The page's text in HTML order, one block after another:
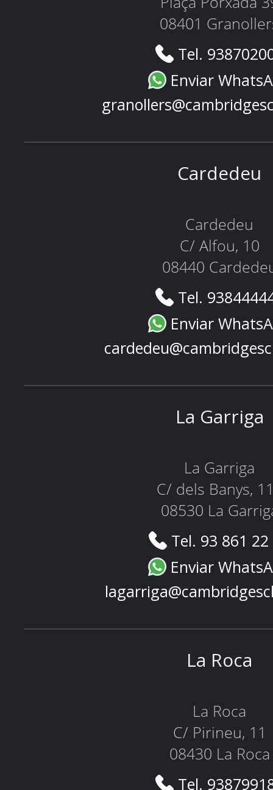
08401
Tel.
Enviar
Cardedeu
Cardedeu
C/ Alfou, 10
08440
Tel.
Enviar
La Garriga
La Garriga
C/ dels Banys,
08530 La
Tel. 93 861
Enviar
La Roca
La Roca
C/ Pirineu, 11
08430 La Roca
Tel.